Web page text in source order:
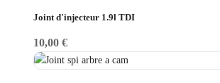
Joint d'injecteur 1.9l TDI
10,00 €